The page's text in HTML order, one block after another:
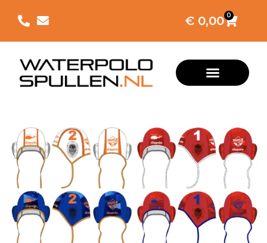
€ 0,00 0